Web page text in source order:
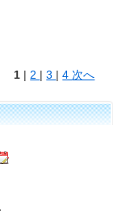
1 | 2 |3 |4 次へ